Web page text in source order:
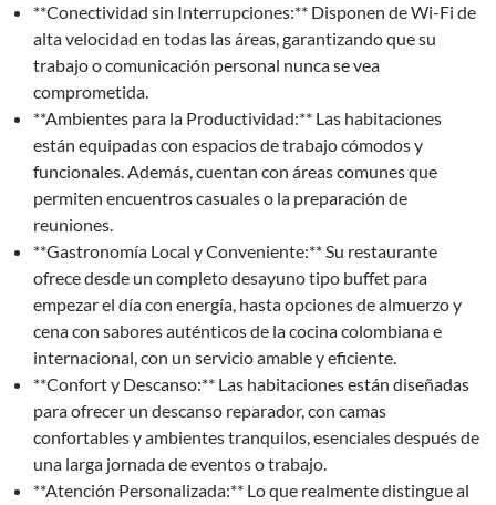
**Conectividad sin Interrupciones:** Disponen de Wi-Fi de
alta velocidad en todas las áreas, garantizando que su
trabajo o comunicación personal nunca se vea
comprometida.
**Ambientes para la Productividad:** Las habitaciones
están equipadas con espacios de trabajo cómodos y
funcionales. Además, cuentan con áreas comunes que
permiten encuentros casuales o la preparación de
reuniones.
**Gastronomía Local y Conveniente:** Su restaurante
ofrece desde un completo desayuno tipo buffet para
empezar el día con energía, hasta opciones de almuerzo y
cena con sabores auténticos de la cocina colombiana e
internacional, con un servicio amable y eficiente.
**Confort y Descanso:** Las habitaciones están diseñadas
para ofrecer un descanso reparador, con camas
confortables y ambientes tranquilos, esenciales después de
una larga jornada de eventos o trabajo.
**Atención Personalizada:** Lo que realmente distingue al